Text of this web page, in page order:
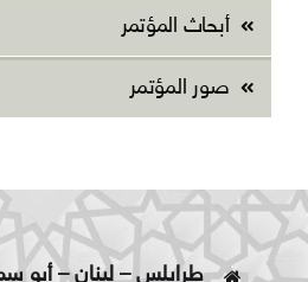
أبحاث المؤتمر
صور المؤتمر
طرابلس – لبنان – أبو